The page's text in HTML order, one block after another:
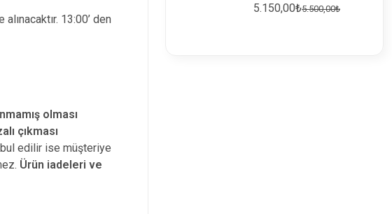
alınacaktır. 13:00’ den
olması
çıkması
edilir ise müşteriye
Ürün iadeleri ve
5.150,00₺5.500,00₺